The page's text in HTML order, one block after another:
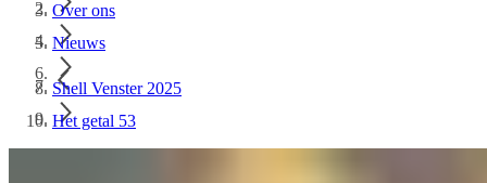
Over ons
Nieuws
Shell Venster 2025
Het getal 53